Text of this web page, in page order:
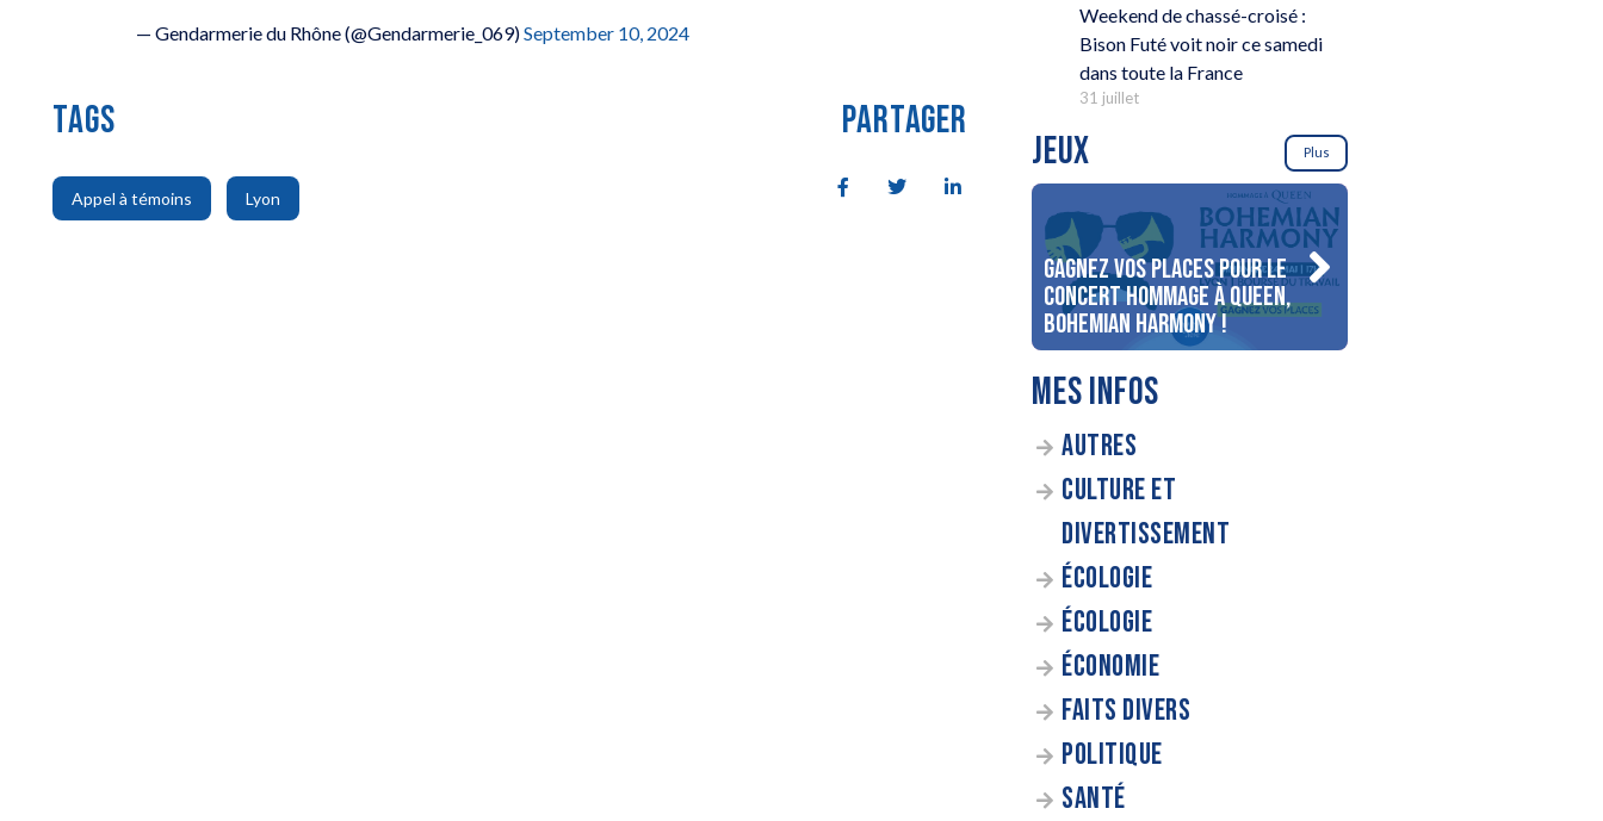
— Gendarmerie du Rhône (@Gendarmerie_069)September 10, 2024
TAGS
Appel à témoins
,
Lyon
PARTAGER
Weekend de chassé-croisé :
Bison Futé voit noir ce samedi
dans toute la France
31 juillet
JEUX Plus
Gagnez vos places pour le
concert Hommage à Queen,
Bohemian Harmony !
MES INFOS
AUTRES
CULTURE ET
DIVERTISSEMENT
ÉCOLOGIE
ÉCOLOGIE
ÉCONOMIE
FAITS DIVERS
POLITIQUE
SANTÉ